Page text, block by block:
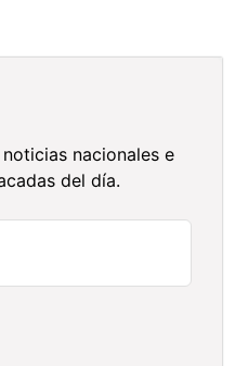
nacionales e
del día.